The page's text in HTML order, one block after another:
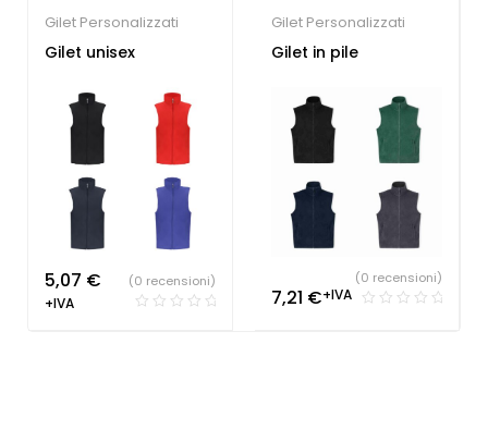
Gilet Personalizzati
Gilet unisex
5,07 €
+IVA
(0 recensioni)
Gilet Personalizzati
Gilet in pile
7,21 €+IVA
(0 recensioni)